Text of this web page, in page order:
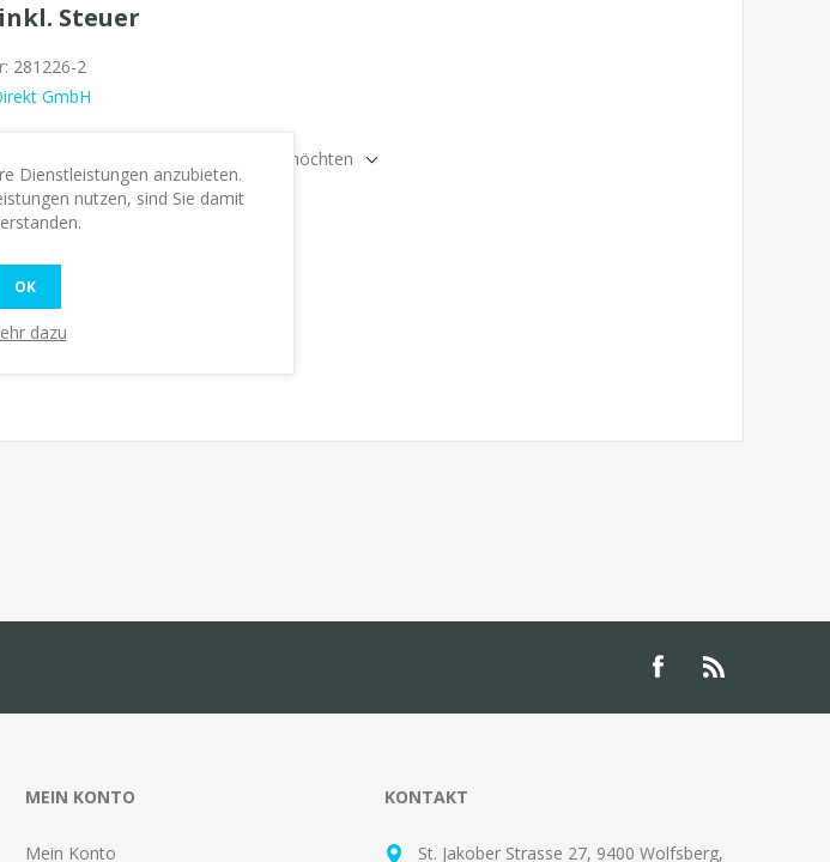
inkl. Steuer
281226-2
GmbH
die Adresse, an die Sie versenden möchten
Auf Lager
KAUFEN
MEIN KONTO
Mein Konto
KONTAKT
St. Jakober Strasse 27, 9400 Wolfsberg,
Dienstleistungen anzubieten.
nutzen, sind Sie damit
OK
dazu